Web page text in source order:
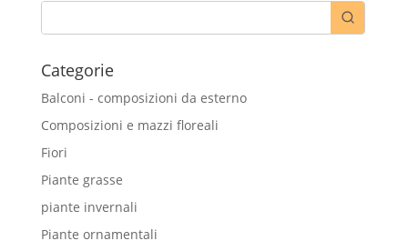
Categorie
Balconi - composizioni da esterno
Composizioni e mazzi floreali
Fiori
Piante grasse
piante invernali
Piante ornamentali